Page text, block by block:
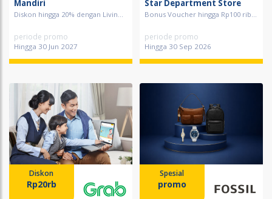
Mandiri
Diskon hingga 20% dengan Livin...
periode promo
Hingga 30 Jun 2027
Star Department Store
Bonus Voucher hingga Rp100 rib...
periode promo
Hingga 30 Sep 2026
Diskon
Rp20rb
Spesial
promo